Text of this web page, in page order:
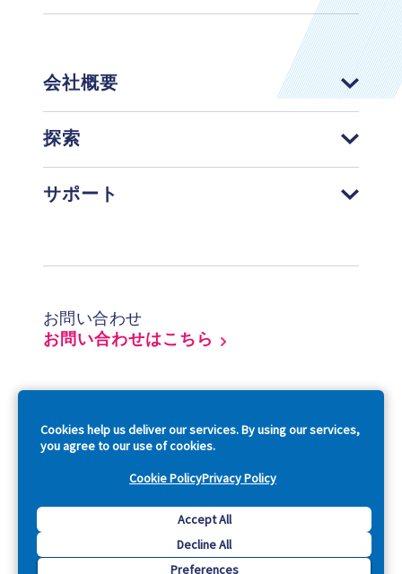
Cookies help us deliver our services. By using our services,
you agree to our use of cookies.
Cookie PolicyPrivacy Policy
Accept All
Decline All
Preferences
会社概要
探索
サポート
お問い合わせ
お問い合わせはこちら
Copyright © 2026 Acquia, Inc. All Rights Reserved.
Drupal is a registered trademark of Dries Buytaert.